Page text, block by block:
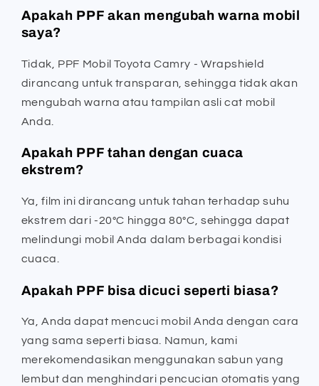
Apakah PPF akan mengubah warna mobil
saya?
Tidak, PPF Mobil Toyota Camry - Wrapshield
dirancang untuk transparan, sehingga tidak akan
mengubah warna atau tampilan asli cat mobil
Anda.
Apakah PPF tahan dengan cuaca
ekstrem?
Ya, film ini dirancang untuk tahan terhadap suhu
ekstrem dari -20°C hingga 80°C, sehingga dapat
melindungi mobil Anda dalam berbagai kondisi
cuaca.
Apakah PPF bisa dicuci seperti biasa?
Ya, Anda dapat mencuci mobil Anda dengan cara
yang sama seperti biasa. Namun, kami
merekomendasikan menggunakan sabun yang
lembut dan menghindari pencucian otomatis yang